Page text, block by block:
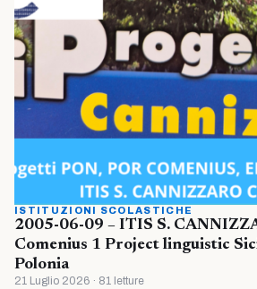
ISTITUZIONI SCOLASTICHE
2005-06-09 – ITIS S.
Comenius 1 Project linguistic
Polonia
21 Luglio 2026 · 81 letture